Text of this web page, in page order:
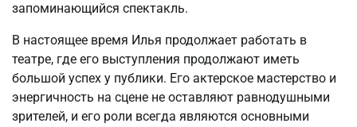
запоминающийся спектакль.
В настоящее время Илья продолжает работать в
театре, где его выступления продолжают иметь
большой успех у публики. Его актерское мастерство и
энергичность на сцене не оставляют равнодушными
зрителей, и его роли всегда являются основными